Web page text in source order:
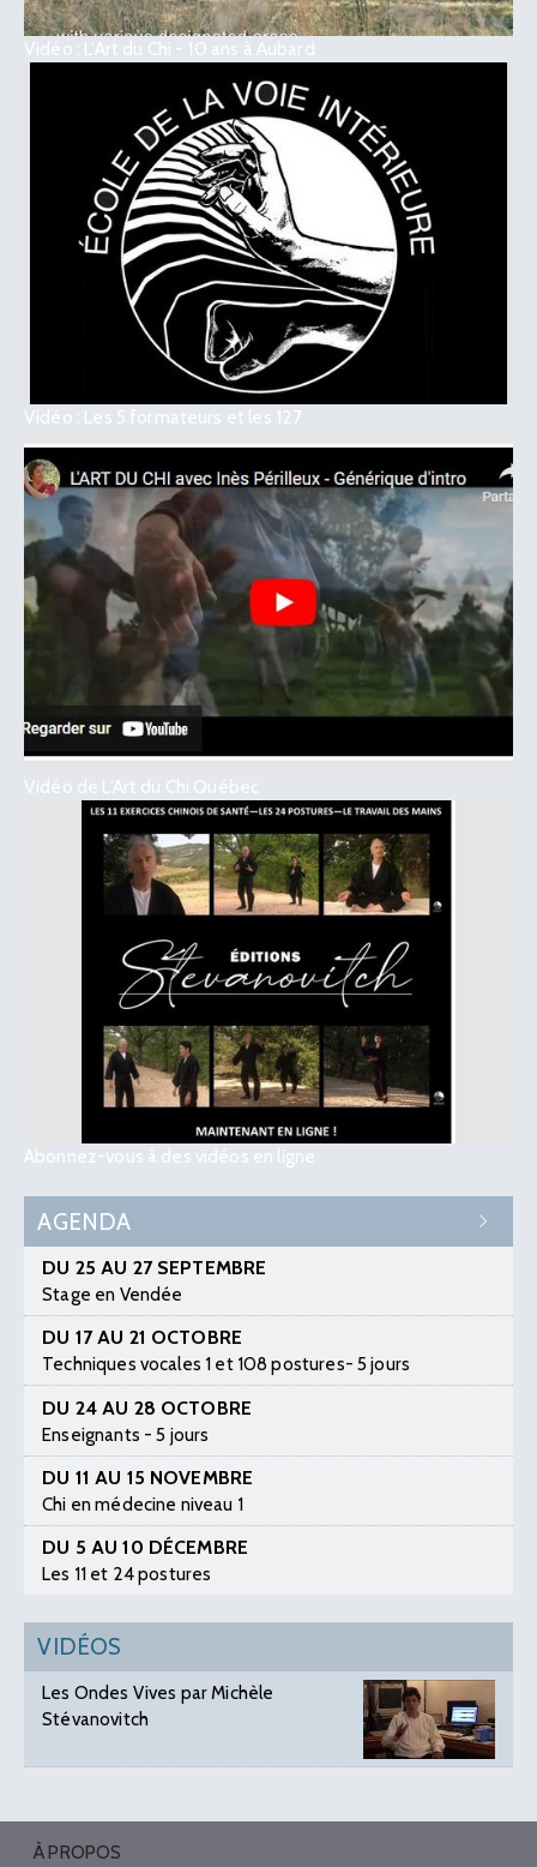
Vidéo : L’Art du Chi - 10 ans à Aubard
Vidéo : Les 5 formateurs et les 127
Vidéo de L’Art du Chi Québec
Abonnez-vous à des vidéos en ligne
AGENDA
DU 25 AU 27 SEPTEMBRE
Stage en Vendée
DU 17 AU 21 OCTOBRE
Techniques vocales 1 et 108 postures- 5 jours
DU 24 AU 28 OCTOBRE
Enseignants - 5 jours
DU 11 AU 15 NOVEMBRE
Chi en médecine niveau 1
DU 5 AU 10 DÉCEMBRE
Les 11 et 24 postures
VIDÉOS
Les Ondes Vives par Michèle
Stévanovitch
À PROPOS